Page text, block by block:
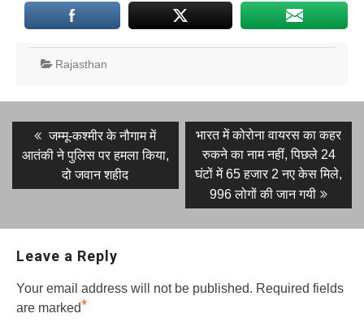
Rajasthan
Post
navigation
Previous
post:
जम्मू-कश्मीर के नौगाम में
आतंकी ने पुलिस पर हमला किया,
दो जवान शहीद
Next
post:
भारत में कोरोना वायरस का कहर
रुकने का नाम नहीं, पिछले 24
घंटों में 65 हजार 2 नए केस मिले,
996 लोगों की जान गयी
Leave a Reply
Your email address will not be published. Required fields
are marked*